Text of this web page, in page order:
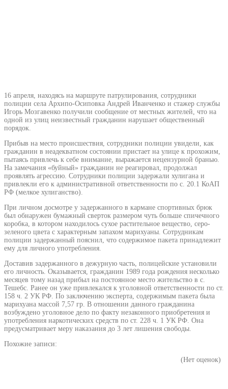
16 апреля, находясь на маршруте патрулирования, сотрудники
полиции села Архипо-Осиповка Андрей Иванченко и стажер службы
Игорь Мозгавенко получили сообщение от местных жителей, что на
одной из улиц неизвестный гражданин нарушает общественный
порядок.
Прибыв на место происшествия, сотрудники полиции увидели, как
гражданин в неадекватном состоянии пристает на улице к прохожим,
пытаясь привлечь к себе внимание, выражается нецензурной бранью.
На замечания «буйный» гражданин не реагировал, продолжал
проявлять агрессию. Сотрудники полиции задержали хулигана и
привлекли его к административной ответственности по с. 20.1 КоАП
РФ (мелкое хулиганство).
При личном досмотре у задержанного в кармане спортивных брюк
был обнаружен бумажный сверток размером чуть больше спичечного
коробка, в котором находилось сухое растительное вещество, серо-
зеленого цвета с характерным запахом марихуаны. Сотрудникам
полиции задержанный пояснил, что содержимое пакета принадлежит
ему для личного употребления.
Доставив задержанного в дежурную часть, полицейские установили
его личность. Оказывается, гражданин 1989 года рождения несколько
месяцев тому назад прибыл на постоянное место жительство в с.
Тешебс. Ранее он уже привлекался к уголовной ответственности по ст.
158 ч. 2 УК РФ. По заключению эксперта, содержимым пакета была
марихуана массой 7,57 гр. В отношении данного гражданина
возбуждено уголовное дело по факту незаконного приобретения и
употребления наркотических средств по ст. 228 ч. 1 УК РФ. Она
предусматривает меру наказания до 3 лет лишения свободы.
Похожие записи:
(Нет оценок)